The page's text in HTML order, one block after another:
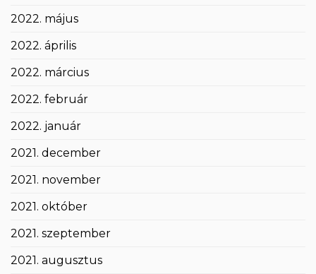
2022. május
2022. április
2022. március
2022. február
2022. január
2021. december
2021. november
2021. október
2021. szeptember
2021. augusztus